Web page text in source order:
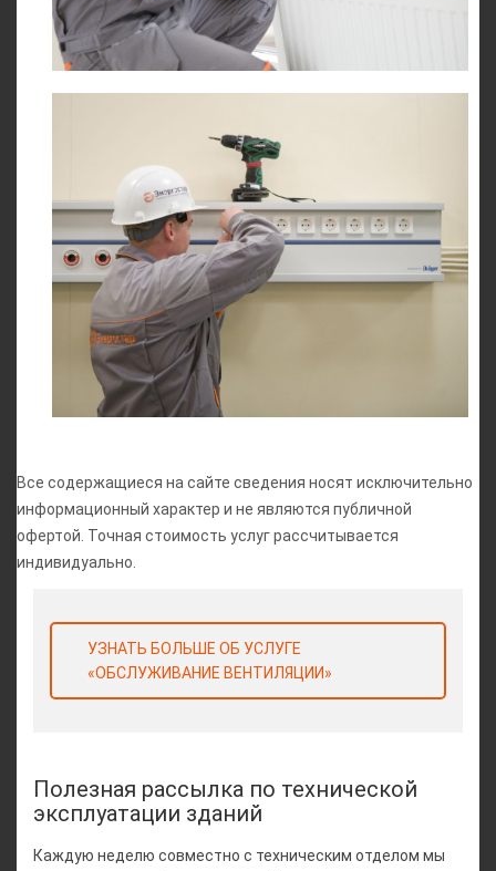
Все содержащиеся на сайте сведения носят исключительно
информационный характер и не являются публичной
офертой. Точная стоимость услуг рассчитывается
индивидуально.
УЗНАТЬ БОЛЬШЕ ОБ УСЛУГЕ
«ОБСЛУЖИВАНИЕ ВЕНТИЛЯЦИИ»
Полезная рассылка по технической
эксплуатации зданий
Каждую неделю совместно с техническим отделом мы